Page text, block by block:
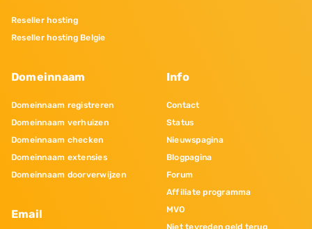
Reseller hosting
Reseller hosting Belgie
Domeinnaam
Domeinnaam registreren
Domeinnaam verhuizen
Domeinnaam checken
Domeinnaam extensies
Domeinnaam doorverwijzen
Email
Info
Contact
Status
Nieuwspagina
Blogpagina
Forum
Affiliate programma
MVO